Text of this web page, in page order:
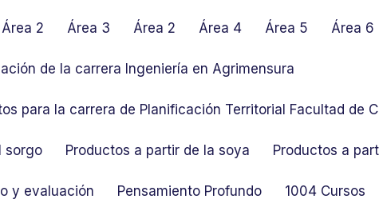
Área 2 Área 3 Área 2 Área 4 Área 5 Área 6
de la carrera Ingeniería en Agrimensura
para la carrera de Planificación Territorial Facultad de
sorgo Productos a partir de la soya Productos a
y evaluación Pensamiento Profundo 1004 Cursos